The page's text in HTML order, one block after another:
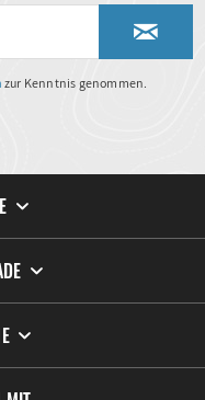
zur Kenntnis genommen.